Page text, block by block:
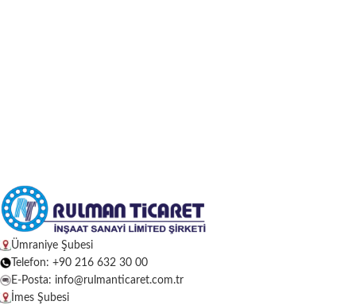
Ümraniye Şubesi
Telefon: +90 216 632 30 00
E-Posta: info@rulmanticaret.com.tr
İmes Şubesi